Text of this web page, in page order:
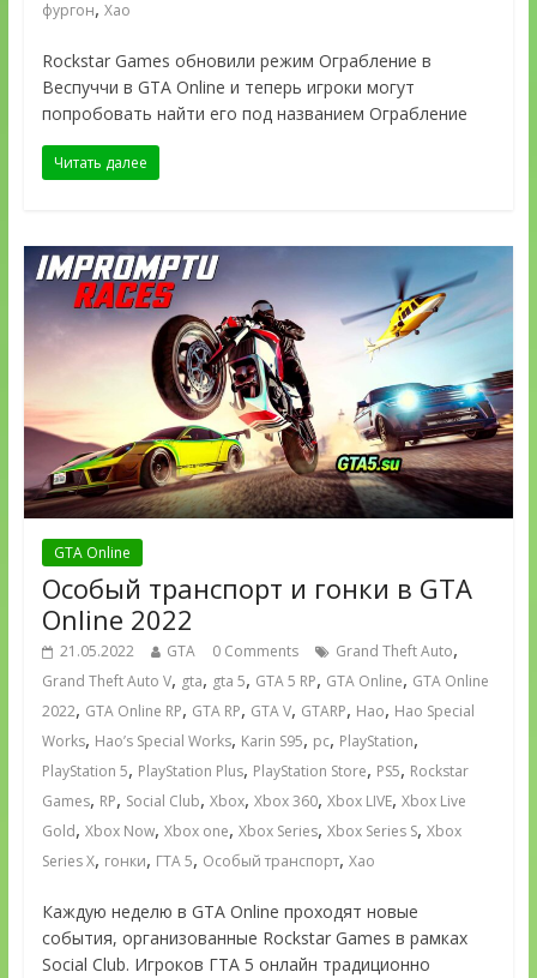
фургон, Хао
Rockstar Games обновили режим Ограбление в
Веспуччи в GTA Online и теперь игроки могут
попробовать найти его под названием Ограбление
Читать далее
GTA Online
Особый транспорт и гонки в GTA
Online 2022
21.05.2022 GTA 0 Comments Grand Theft Auto,
Grand Theft Auto V, gta, gta 5, GTA 5 RP, GTA Online, GTA Online
2022, GTA Online RP, GTA RP, GTA V, GTARP, Hao, Hao Special
Works, Hao’s Special Works, Karin S95, pc, PlayStation,
PlayStation 5, PlayStation Plus, PlayStation Store, PS5, Rockstar
Games, RP, Social Club, Xbox, Xbox 360, Xbox LIVE, Xbox Live
Gold, Xbox Now, Xbox one, Xbox Series, Xbox Series S, Xbox
Series X, гонки, ГТА 5, Особый транспорт, Хао
Каждую неделю в GTA Online проходят новые
события, организованные Rockstar Games в рамках
Social Club. Игроков ГТА 5 онлайн традиционно